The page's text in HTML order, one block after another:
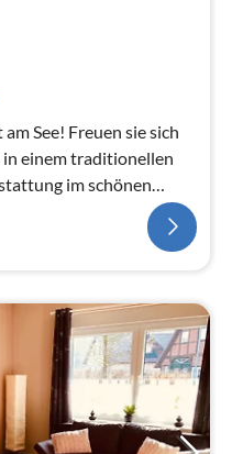
See! Freuen sie sich
einem traditionellen
im schönen